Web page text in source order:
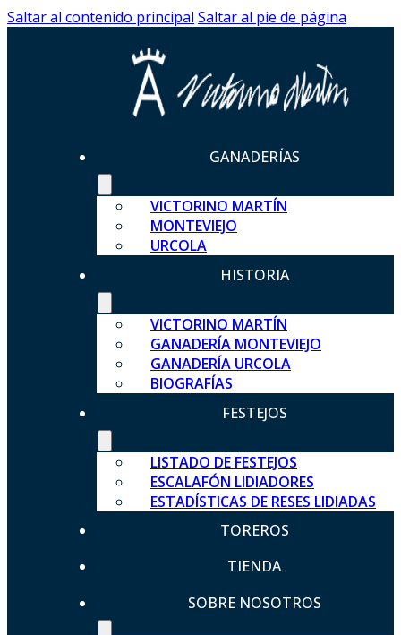
Saltar al contenido principal Saltar al pie de página
GANADERÍAS
VICTORINO MARTÍN
MONTEVIEJO
URCOLA
HISTORIA
VICTORINO MARTÍN
GANADERÍA MONTEVIEJO
GANADERÍA URCOLA
BIOGRAFÍAS
FESTEJOS
LISTADO DE FESTEJOS
ESCALAFÓN LIDIADORES
ESTADÍSTICAS DE RESES LIDIADAS
TOREROS
TIENDA
SOBRE NOSOTROS